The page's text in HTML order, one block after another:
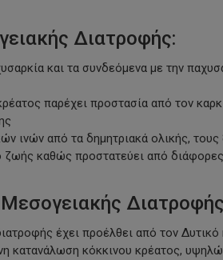
Διατροφής:
και τα συνδεόμενα με την
παρέχει προστασία από τον
ινών από τα δημητριακά ολικής,
ζωής καθώς προστατεύει από
έχει προέλθει από τον Δυτικό
κατανάλωση κόκκινου κρέατος,